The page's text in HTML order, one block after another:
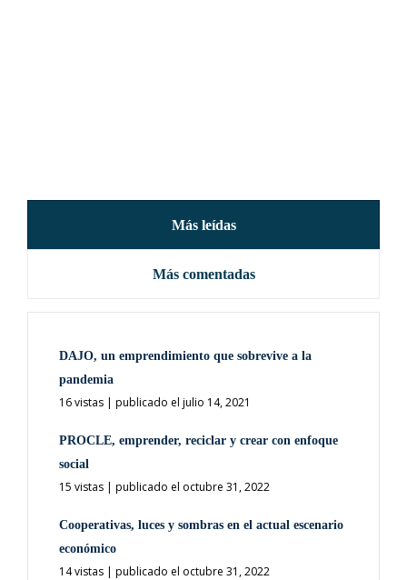
Más leídas
Más comentadas
DAJO, un emprendimiento que sobrevive a la
pandemia
16 vistas | publicado el julio 14, 2021
PROCLE, emprender, reciclar y crear con enfoque
social
15 vistas | publicado el octubre 31, 2022
Cooperativas, luces y sombras en el actual escenario
económico
14 vistas | publicado el octubre 31, 2022